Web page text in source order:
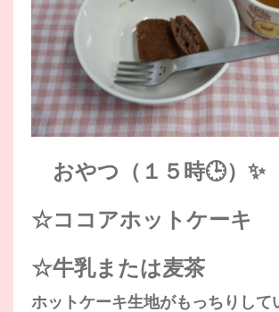
おやつ（１５時🕒）✨
☆ココアホットケーキ
☆牛乳または麦茶
ホットケーキ生地がもっちりして